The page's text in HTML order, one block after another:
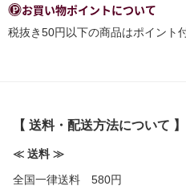
お買い物ポイントについて
税抜き50円以下の商品はポイント
【 送料・配送方法について 】
≪ 送料 ≫
全国一律送料 580円